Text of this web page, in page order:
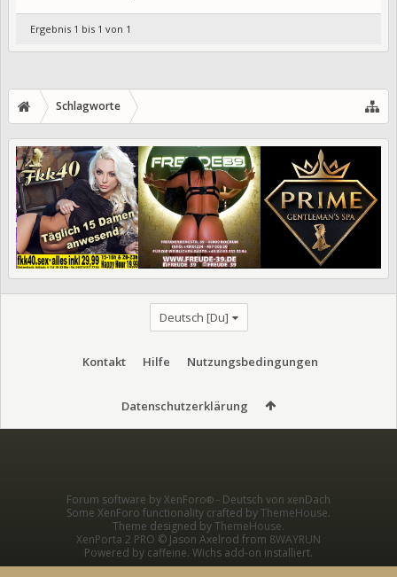
Ergebnis 1 bis 1 von 1
Schlagworte
Deutsch [Du]
Kontakt Hilfe Nutzungsbedingungen
Datenschutzerklärung
Forum software by XenForo® - Deutsch von xenDach
Some XenForo functionality crafted byThemeHouse.
Theme designed byThemeHouse.
XenPorta 2 PRO © Jason Axelrod from 8WAYRUN
Powered by caffeine. Wichs add-on installiert.